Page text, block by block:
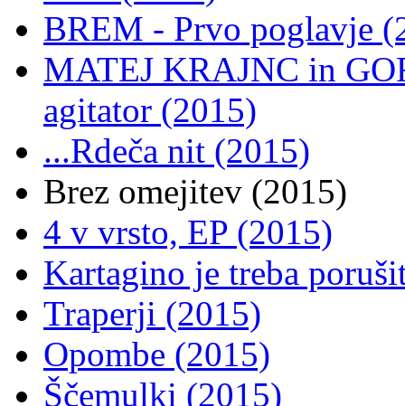
BREM - Prvo poglavje
MATEJ KRAJNC in
agitator (2015)
...Rdeča nit (2015)
Brez omejitev (2015)
4 v vrsto, EP (2015)
Kartagino je treba
Traperji (2015)
Opombe (2015)
Ščemulki (2015)